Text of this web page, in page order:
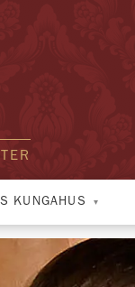
KUNGAHUS